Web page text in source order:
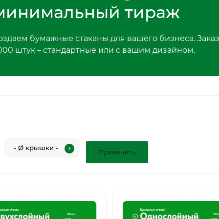
тираж
бумажные стаканы для вашего бизнеса.
штук – стандартные или с вашим дизайном.